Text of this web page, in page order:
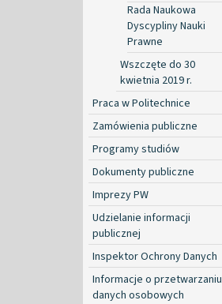
Rada Naukowa
Dyscypliny Nauki
Prawne
Wszczęte do 30
kwietnia 2019 r.
Praca w Politechnice
Zamówienia publiczne
Programy studiów
Dokumenty publiczne
Imprezy PW
Udzielanie informacji
publicznej
Inspektor Ochrony Danych
Informacje o przetwarzaniu
danych osobowych